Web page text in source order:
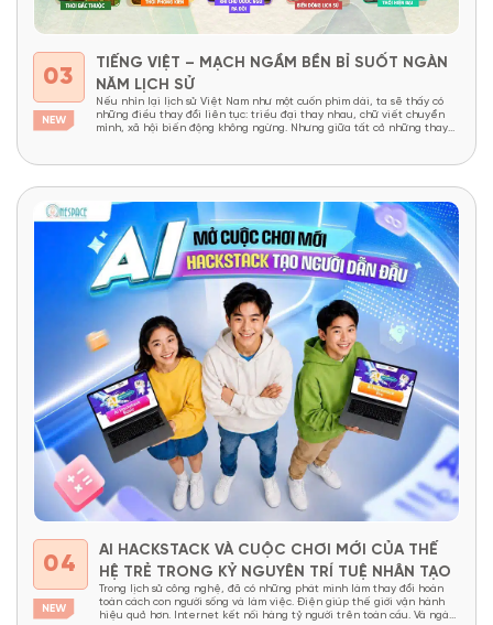
03
TIẾNG VIỆT – MẠCH NGẦM BỀN BỈ SUỐT NGÀN
NĂM LỊCH SỬ
Nếu nhìn lại lịch sử Việt Nam như một cuốn phim dài, ta sẽ thấy có
những điều thay đổi liên tục: triều đại thay nhau, chữ viết chuyển
mình, xã hội biến động không ngừng. Nhưng giữa tất cả những thay
04
AI HACKSTACK VÀ CUỘC CHƠI MỚI CỦA THẾ
HỆ TRẺ TRONG KỶ NGUYÊN TRÍ TUỆ NHÂN TẠO
Trong lịch sử công nghệ, đã có những phát minh làm thay đổi hoàn
toàn cách con người sống và làm việc. Điện giúp thế giới vận hành
hiệu quả hơn. Internet kết nối hàng tỷ người trên toàn cầu. Và ngày